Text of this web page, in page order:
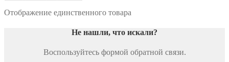
вариаций.
можно
на
странице
Отображение единственного товара
Не нашли, что искали?
Воспользуйтесь формой обратной связи.